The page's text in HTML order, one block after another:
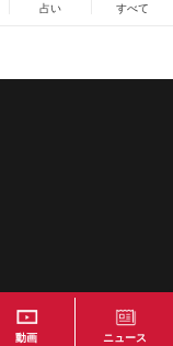
動画 ニュース
占い すべて